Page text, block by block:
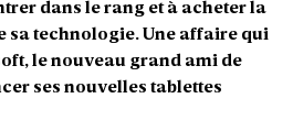
dans le rang et à acheter la
sa technologie. Une affaire qui
le nouveau grand ami de
ses nouvelles tablettes